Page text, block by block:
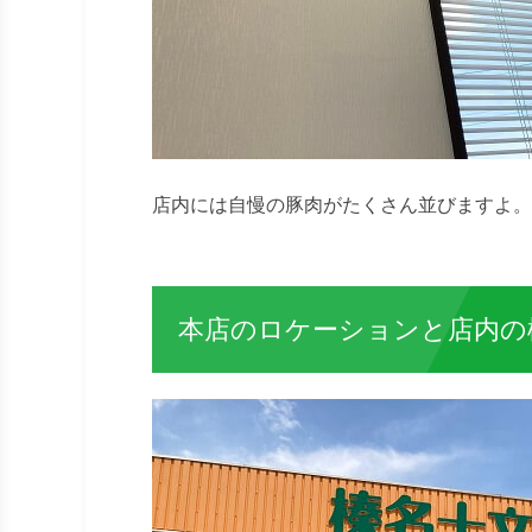
店内には自慢の豚肉がたくさん並びますよ。
本店のロケーションと店内